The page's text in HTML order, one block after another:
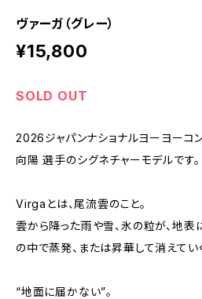
ヴァーガ（グレー）
¥15,800
SOLD OUT
2026ジャパンナショナルヨーヨーコ
向陽 選手のシグネチャーモデルです。
Virgaとは、尾流雲のこと。
雲から降った雨や雪、氷の粒が、地
の中で蒸発、または昇華して消えてい
“地面に届かない”。